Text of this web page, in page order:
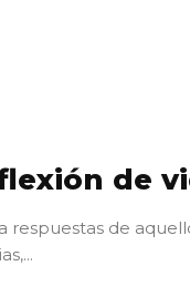
de
respuestas de